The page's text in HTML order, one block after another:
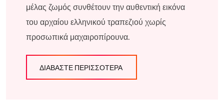
μέλας ζωμός συνθέτουν την αυθεντική εικόνα
του αρχαίου ελληνικού τραπεζιού χωρίς
προσωπικά μαχαιροπίρουνα.
ΔΙΑΒΆΣΤΕ ΠΕΡΙΣΣΌΤΕΡΑ